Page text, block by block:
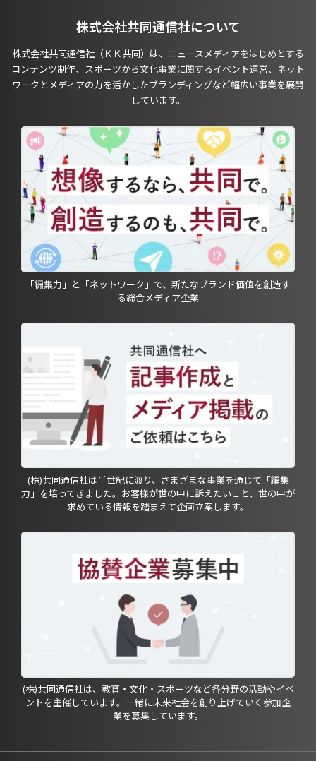
株式会社共同通信社について
株式会社共同通信社（ＫＫ共同）は、ニュースメディアをはじめとする
コンテンツ制作、スポーツから文化事業に関するイベント運営、ネット
ワークとメディアの力を活かしたブランディングなど幅広い事業を展開
しています。
「編集力」と「ネットワーク」で、新たなブランド価値を創造す
る総合メディア企業
(株)共同通信社は半世紀に渡り、さまざまな事業を通じて「編集
力」を培ってきました。お客様が世の中に訴えたいこと、世の中が
求めている情報を踏まえて企画立案します。
(株)共同通信社は、教育・文化・スポーツなど各分野の活動やイベ
ントを主催しています。一緒に未来社会を創り上げていく参加企
業を募集しています。